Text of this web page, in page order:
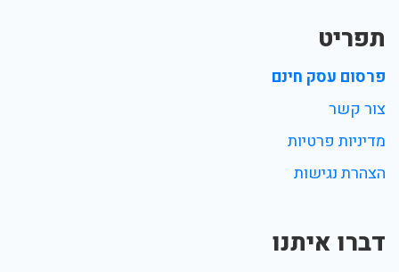
תפריט
פרסום עסק חינם
צור קשר
מדיניות פרטיות
הצהרת נגישות
דברו איתנו